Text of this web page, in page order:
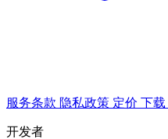
服务条款 隐私政策 定价 下载
开发者